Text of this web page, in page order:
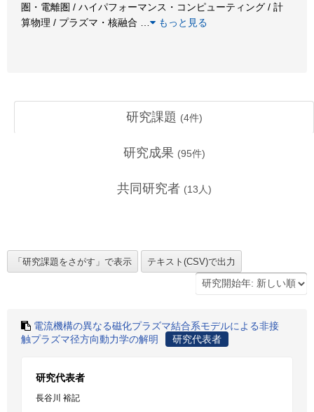
圏・電離圏 / ハイパフォーマンス・コンピューティング / 計
算物理 / プラズマ・核融合
もっと見る
研究課題 (4件)
研究成果 (95件)
共同研究者 (13 人)
電流機構の異なる磁化プラズマ結合系モデルによる非接
触プラズマ径方向動力学の解明
研究代表者
研究代表者
長谷川 裕記